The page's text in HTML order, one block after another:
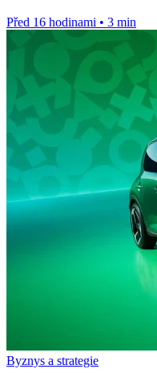
Před 16 hodinami • 3 min
Byznys a strategie